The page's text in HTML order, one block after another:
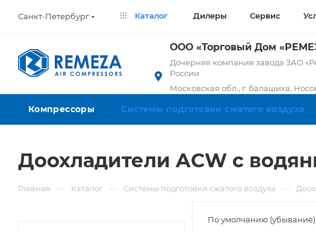
Санкт-Петербург Каталог Дилеры Сервис
ООО «Торговый Дом
Дочерняя компания завода ЗАО
России
Московская обл., г. Балашиха,
Компрессоры Системы подготовки сжатого воздуха
Доохладители ACW с
Главная — Каталог — Системы подготовки сжатого воздуха —
По умолчанию (убывание)